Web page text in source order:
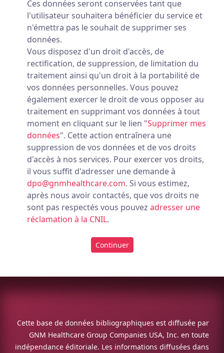
Ces données seront conservées tant que
l'utilisateur souhaitera bénéficier du service et
n'émettra pas le souhait de supprimer ses
données.
Vous disposez d'un droit d'accès, de
rectification, de suppression, de limitation du
traitement ainsi qu'un droit à la portabilité de
vos données personnelles. Vous pouvez
également exercer le droit de vous opposer au
traitement en supprimant vos données à tout
moment en cliquant sur le lien "Supprimer mes
données". Cette action entraînera une
suppression de vos données et de vos droits
d'accès à nos services. Pour exercer vos droits,
il vous suffit d'adresser une demande à
dpo@gnmhealthcare.com. Si vous estimez,
après nous avoir contactés, que vos droits ne
sont pas respectés vous pouvez adresser une
réclamation à la CNIL.
Continuer
Cette base de données bibliographiques est diffusée par
GNM Healthcare Group Companies USA, Inc. en toute
indépendance éditoriale. Les informations diffusées dans